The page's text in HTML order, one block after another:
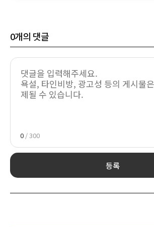
0개의 댓글
0 / 300
등록